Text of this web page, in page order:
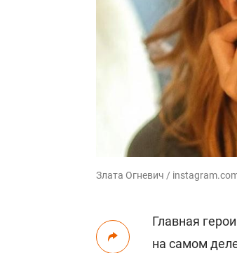
Злата Огневич /
Главная
на самом